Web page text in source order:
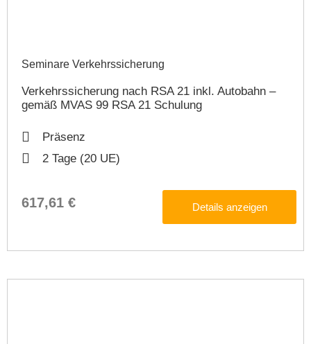
Seminare Verkehrssicherung​
Verkehrssicherung nach RSA 21 inkl. Autobahn –
gemäß MVAS 99 RSA 21 Schulung
Präsenz
2 Tage (20 UE)
617,61 € Details anzeigen